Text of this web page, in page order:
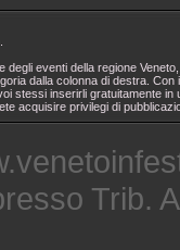
degli eventi della regione
dalla colonna di destra.
stessi inserirli gratuitamente
acquisire privilegi di
Trib.